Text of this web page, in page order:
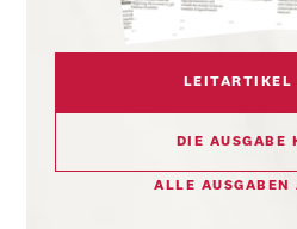
LEITARTIKEL
DIE AUSGABE
ALLE AUSGABEN